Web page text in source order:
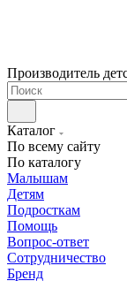
Производитель
Каталог
По всему сайту
По каталогу
Малышам
Детям
Подросткам
Помощь
Вопрос-ответ
Сотрудничество
Бренд